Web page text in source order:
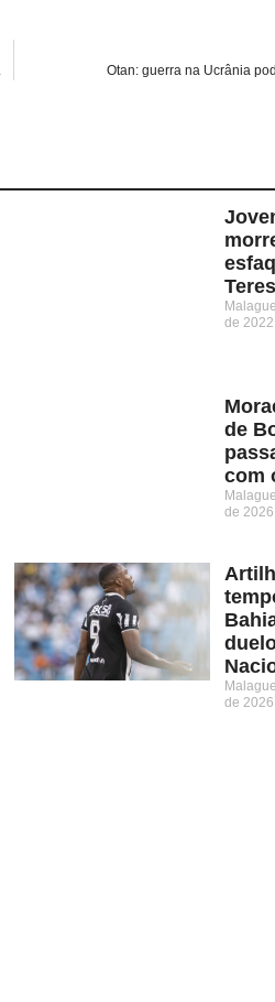
Otan: guerra na Ucrânia
de 2022
de
com
de 2026
de 2026